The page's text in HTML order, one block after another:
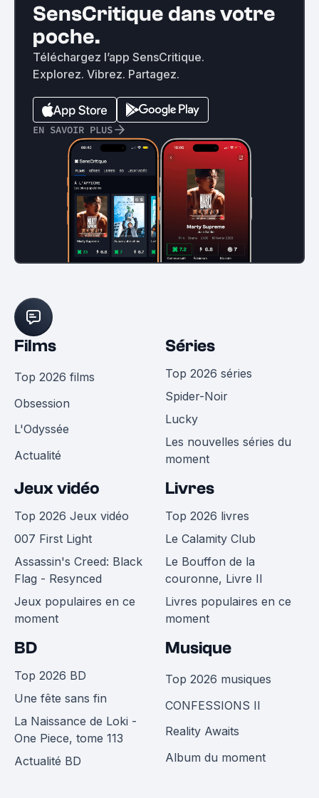
SensCritique dans votre
poche.
Téléchargez l’app SensCritique.
Explorez. Vibrez. Partagez.
EN SAVOIR PLUS
Films
Top 2026 films
Obsession
L'Odyssée
Actualité
Séries
Top 2026 séries
Spider-Noir
Lucky
Les nouvelles séries du
moment
Jeux vidéo
Top 2026 Jeux vidéo
007 First Light
Assassin's Creed: Black
Flag - Resynced
Jeux populaires en ce
moment
Livres
Top 2026 livres
Le Calamity Club
Le Bouffon de la
couronne, Livre II
Livres populaires en ce
moment
BD
Top 2026 BD
Une fête sans fin
La Naissance de Loki -
One Piece, tome 113
Actualité BD
Musique
Top 2026 musiques
CONFESSIONS II
Reality Awaits
Album du moment